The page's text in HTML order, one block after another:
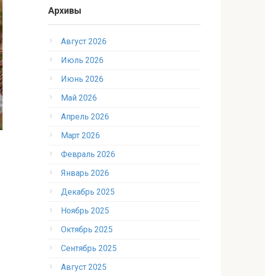
Архивы
Август 2026
Июль 2026
Июнь 2026
Май 2026
Апрель 2026
Март 2026
Февраль 2026
Январь 2026
Декабрь 2025
Ноябрь 2025
Октябрь 2025
Сентябрь 2025
Август 2025